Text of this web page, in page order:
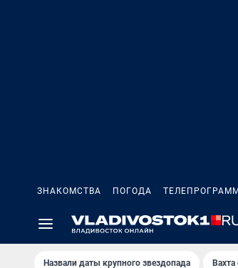
ЗНАКОМСТВА ПОГОДА
Назвали даты крупного звездопада